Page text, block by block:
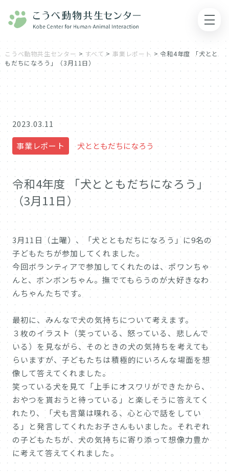
こうべ動物共生センター > すべて > 事業レポート >令和4年度 「犬とと
もだちになろう」（3月11日）
事業レポート 犬とともだちになろう
2023.03.11
令和4年度 「犬とともだちになろう」
（3月11日）
3月11日（土曜）、「犬とともだちになろう」に9名の
子どもたちが参加してくれました。
今回ボランティアで参加してくれたのは、ポワンちゃ
んと、ボンボンちゃん。撫でてもらうのが大好きなわ
んちゃんたちです。
最初に、みんなで犬の気持ちについて考えます。
３枚のイラスト（笑っている、怒っている、悲しんで
いる）を見ながら、そのときの犬の気持ちを考えても
らいますが、子どもたちは積極的にいろんな場面を想
像して答えてくれました。
笑っている犬を見て「上手にオスワリができたから、
おやつを貰おうと待っている」と楽しそうに答えてく
れたり、「犬も言葉は喋れる、心と心で話をしてい
る」と発言してくれたお子さんもいました。それぞれ
の子どもたちが、犬の気持ちに寄り添って想像力豊か
に考えて答えてくれました。